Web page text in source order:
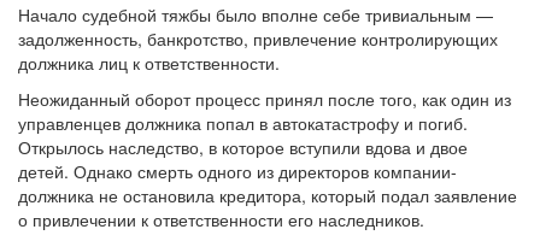
Начало судебной тяжбы было вполне себе тривиальным —
задолженность, банкротство, привлечение контролирующих
должника лиц к ответственности.
Неожиданный оборот процесс принял после того, как один из
управленцев должника попал в автокатастрофу и погиб.
Открылось наследство, в которое вступили вдова и двое
детей. Однако смерть одного из директоров компании-
должника не остановила кредитора, который подал заявление
о привлечении к ответственности его наследников.